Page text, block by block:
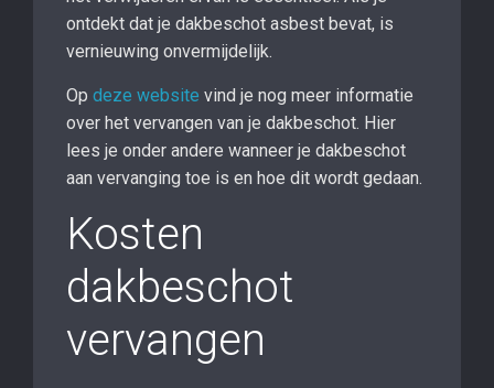
ontdekt dat je dakbeschot asbest bevat, is
vernieuwing onvermijdelijk.
Op deze website vind je nog meer informatie
over het vervangen van je dakbeschot. Hier
lees je onder andere wanneer je dakbeschot
aan vervanging toe is en hoe dit wordt gedaan.
Kosten
dakbeschot
vervangen